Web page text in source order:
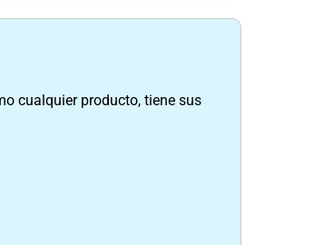
cualquier producto, tiene sus